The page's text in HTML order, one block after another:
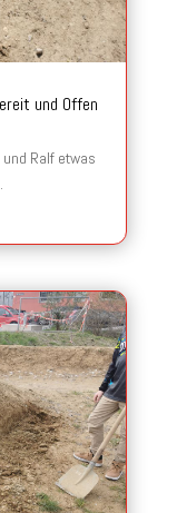
und Offen
Ralf etwas